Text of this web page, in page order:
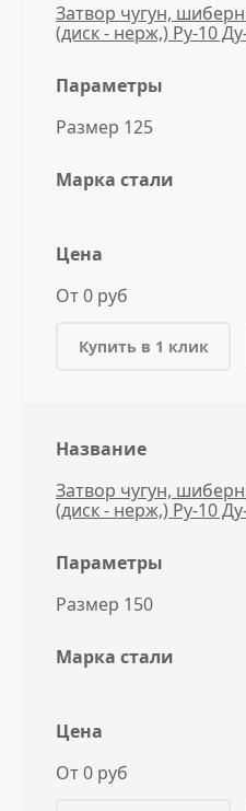
Затвор чугун,
(диск - нерж,) Ру-10
Параметры
Размер 125
Марка стали
Цена
От 0 руб
Купить в 1 клик
Название
Затвор чугун,
(диск - нерж,) Ру-10
Параметры
Размер 150
Марка стали
Цена
От 0 руб